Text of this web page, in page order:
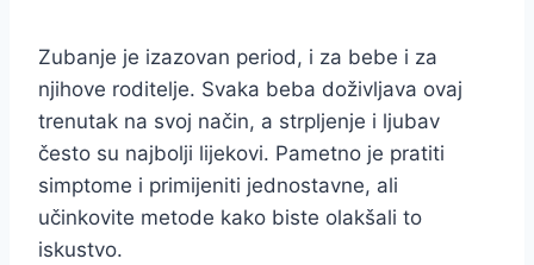
Zubanje je izazovan period, i za bebe i za
njihove roditelje. Svaka beba doživljava ovaj
trenutak na svoj način, a strpljenje i ljubav
često su najbolji lijekovi. Pametno je pratiti
simptome i primijeniti jednostavne, ali
učinkovite metode kako biste olakšali to
iskustvo.